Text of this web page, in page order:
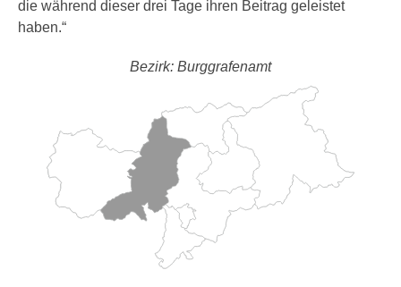
die während dieser drei Tage ihren Beitrag geleistet
haben.“
Bezirk: Burggrafenamt